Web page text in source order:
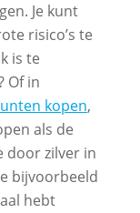
Je kunt
risico’s te
is te
Of in
kopen,
als de
door zilver in
bijvoorbeeld
hebt